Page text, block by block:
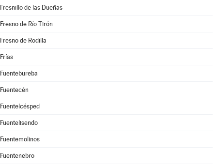
Fresnillo de las Dueñas
Fresno de Río Tirón
Fresno de Rodilla
Frías
Fuentebureba
Fuentecén
Fuentelcésped
Fuentelisendo
Fuentemolinos
Fuentenebro